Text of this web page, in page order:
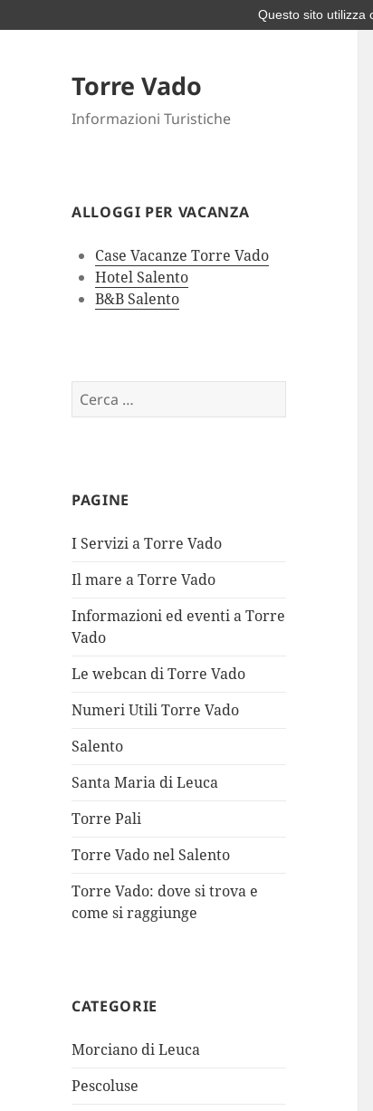
Torre Vado
Informazioni Turistiche
ALLOGGI PER VACANZA
Case Vacanze Torre Vado
Hotel Salento
B&B Salento
Ricerca
per:
PAGINE
I Servizi a Torre Vado
Il mare a Torre Vado
Informazioni ed eventi a Torre
Vado
Le webcan di Torre Vado
Numeri Utili Torre Vado
Salento
Santa Maria di Leuca
Torre Pali
Torre Vado nel Salento
Torre Vado: dove si trova e
come si raggiunge
CATEGORIE
Morciano di Leuca
Pescoluse
Questo sito utilizza